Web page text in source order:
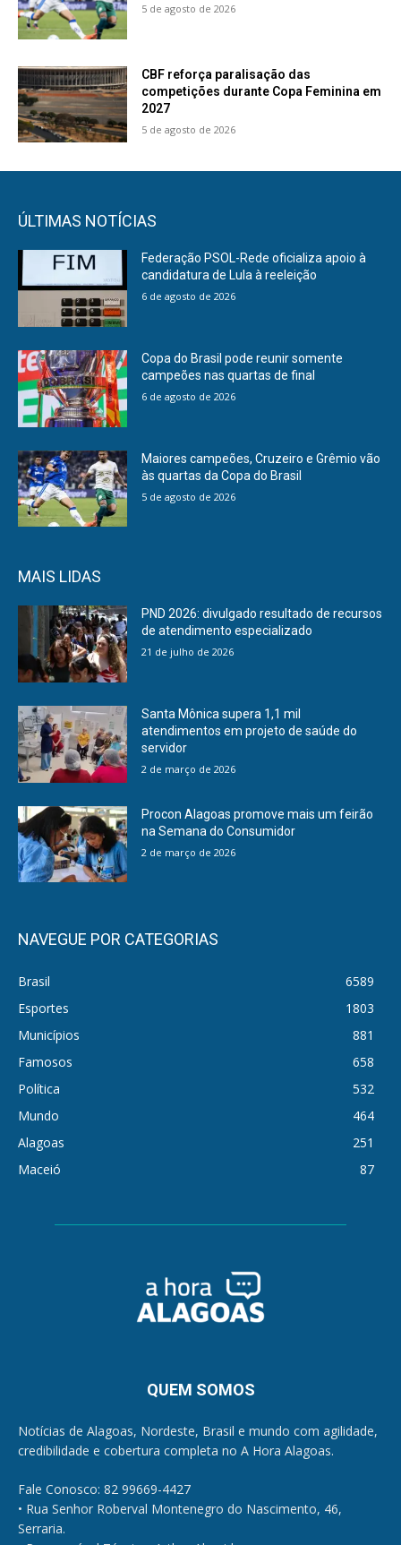
5 de agosto de 2026
CBF reforça paralisação das
competições durante Copa Feminina em
2027
5 de agosto de 2026
ÚLTIMAS NOTÍCIAS
Federação PSOL-Rede oficializa apoio à
candidatura de Lula à reeleição
6 de agosto de 2026
Copa do Brasil pode reunir somente
campeões nas quartas de final
6 de agosto de 2026
Maiores campeões, Cruzeiro e Grêmio vão
às quartas da Copa do Brasil
5 de agosto de 2026
MAIS LIDAS
PND 2026: divulgado resultado de recursos
de atendimento especializado
21 de julho de 2026
Santa Mônica supera 1,1 mil
atendimentos em projeto de saúde do
servidor
2 de março de 2026
Procon Alagoas promove mais um feirão
na Semana do Consumidor
2 de março de 2026
NAVEGUE POR CATEGORIAS
Brasil
6589
Esportes
1803
Municípios
881
Famosos
658
Política
532
Mundo
464
Alagoas
251
Maceió
87
QUEM SOMOS
Notícias de Alagoas, Nordeste, Brasil e mundo com agilidade,
credibilidade e cobertura completa no A Hora Alagoas.
Fale Conosco: 82 99669-4427
• Rua Senhor Roberval Montenegro do Nascimento, 46,
Serraria.